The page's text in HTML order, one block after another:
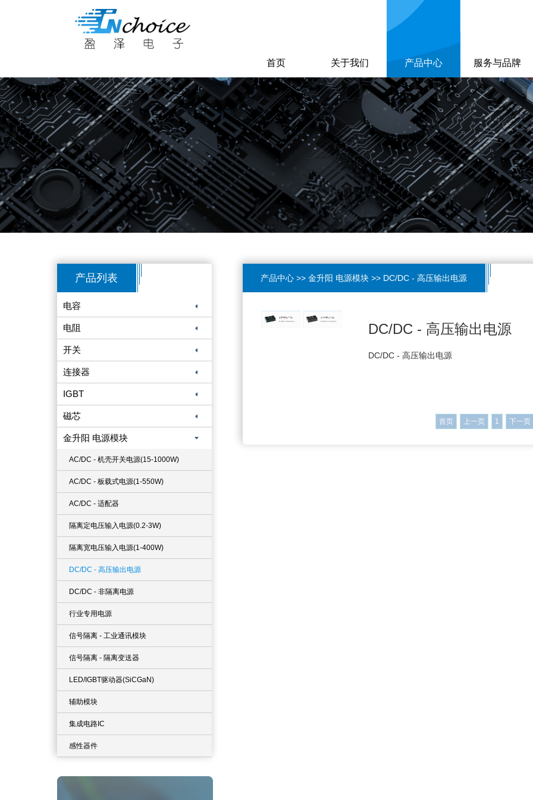
首页 关于我们 产品中心 服务与品牌
产品列表
电容
电阻
开关
连接器
IGBT
磁芯
金升阳 电源模块
AC/DC - 机壳开关电源(15-1000W)
AC/DC - 板载式电源(1-550W)
AC/DC - 适配器
隔离定电压输入电源(0.2-3W)
隔离宽电压输入电源(1-400W)
DC/DC - 高压输出电源
DC/DC - 非隔离电源
行业专用电源
信号隔离 - 工业通讯模块
信号隔离 - 隔离变送器
LED/IGBT驱动器(SiCGaN)
辅助模块
集成电路IC
感性器件
产品中心 >> 金升阳 电源模块 >> DC/DC - 高压输出电源
DC/DC - 高压输出电源
DC/DC - 高压输出电源
首页 上一页 1 下一页